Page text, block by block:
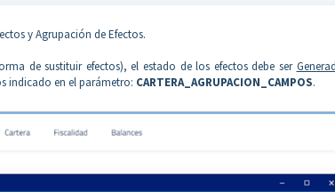
y Agrupación de Efectos.
de sustituir efectos), el estado de los efectos debe ser
indicado en el parámetro: CARTERA_AGRUPACION_CAMPOS.